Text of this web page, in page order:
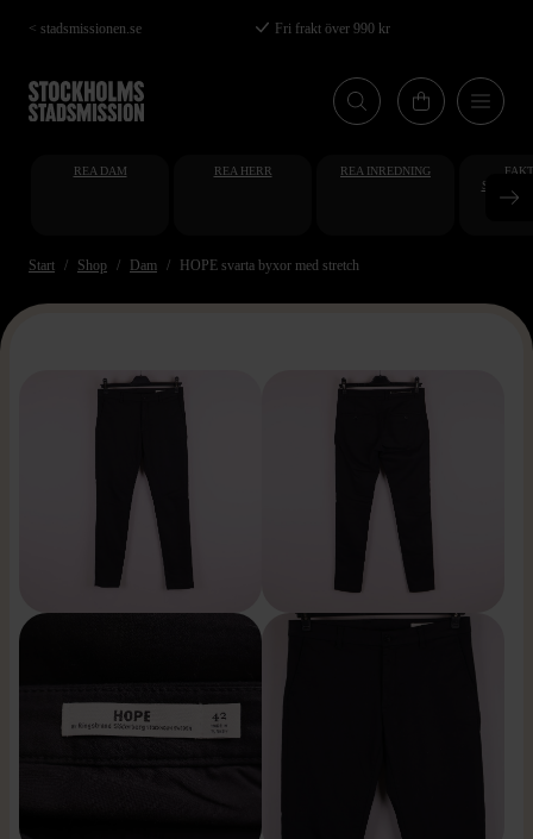
Hoppa
till
huvudinnehåll
< stadsmissionen.se Fri frakt över 990 kr
REA DAM REA HERR REA INREDNING
Start Shop Dam HOPE svarta byxor med stretch